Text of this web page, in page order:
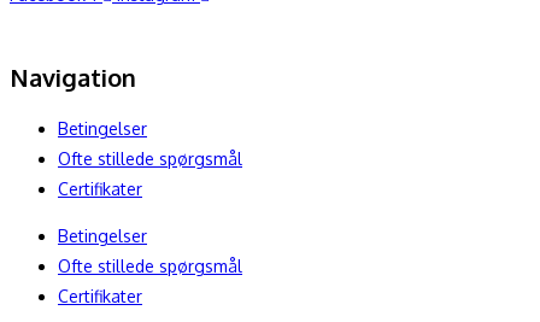
Navigation
Betingelser
Ofte stillede spørgsmål
Certifikater
Betingelser
Ofte stillede spørgsmål
Certifikater